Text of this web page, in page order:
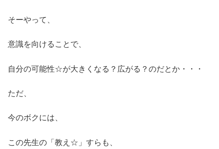
そーやって、
意識を向けることで、
自分の可能性☆が大きくなる？広がる？のだとか・・・
ただ、
今のボクには、
この先生の「教え☆」すらも、